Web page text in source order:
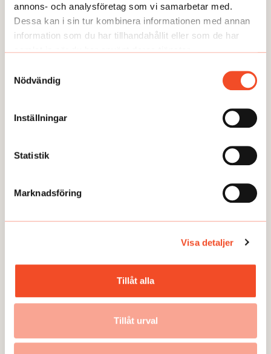
annons- och analysföretag som vi samarbetar med.
Dessa kan i sin tur kombinera informationen med annan
information som du har tillhandahållit eller som de har
samlat in när du har använt deras tjänster.
Nödvändig
Inställningar
Statistik
Marknadsföring
Visa detaljer
Tillåt alla
Tillåt urval
6 steg: Anpassa vid psykisk ohälsa